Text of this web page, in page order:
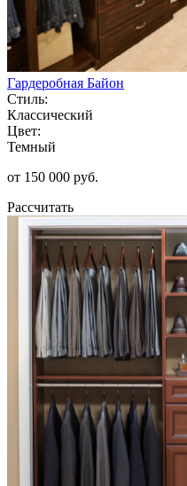
Гардеробная Байон
Стиль:
Классический
Цвет:
Темный
от 150 000 руб.
Рассчитать